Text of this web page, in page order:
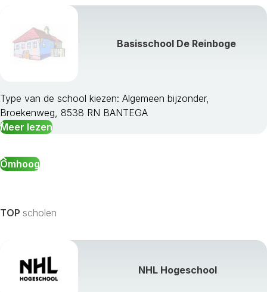
Basisschool De Reinboge
Type van de school kiezen: Algemeen bijzonder,
Broekenweg, 8538 RN BANTEGA
Meer lezen
Omhoog
TOP scholen
NHL Hogeschool